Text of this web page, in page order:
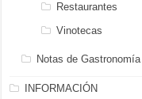
Restaurantes
Vinotecas
Notas de Gastronomía
INFORMACIÓN